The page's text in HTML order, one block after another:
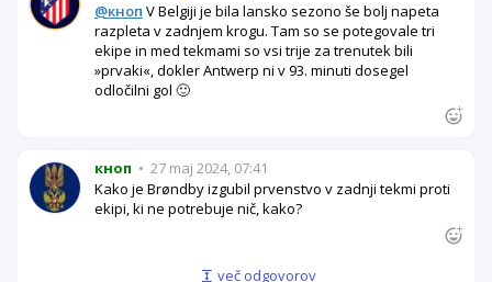
@кноп V Belgiji je bila lansko sezono še bolj napeta
razpleta v zadnjem krogu. Tam so se potegovale tri
ekipe in med tekmami so vsi trije za trenutek bili
»prvaki«, dokler Antwerp ni v 93. minuti dosegel
odločilni gol 🙂
кноп • 27 maj 2024, 07:41
Kako je Brøndby izgubil prvenstvo v zadnji tekmi proti
ekipi, ki ne potrebuje nič, kako?
več odgovorov